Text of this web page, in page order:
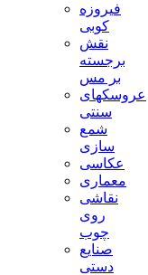
فیروزه
کوبی
نقش
برجسته
بر مس
عروسکهای
سنتی
شمع
سازی
عکاسی
معماری
نقاشی
روی
چوب
صنایع
دستی